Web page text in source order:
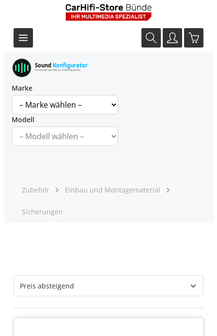
Sound Konfigurator
Finde dein perfektes Soundupgrade
Marke
Modell
Zubehör Einbau und Montagematerial
Sicherungen